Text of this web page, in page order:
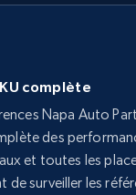
- find
Brand,
complète
Napa Auto
des
et toutes les
de surveiller les